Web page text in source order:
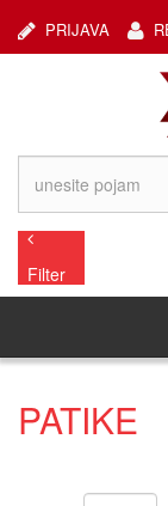
PRIJAVA
Filter
PATIKE